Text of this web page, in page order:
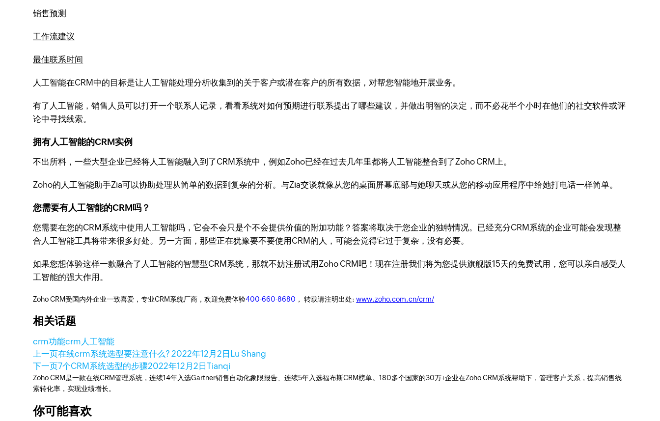
销售预测
工作流建议
最佳联系时间
人工智能在CRM中的目标是让人工智能处理分析收集到的关于客户或潜在客户的所有数据，对帮您智能地开展业务。
有了人工智能，销售人员可以打开一个联系人记录，看看系统对如何预期进行联系提出了哪些建议，并做出明智的决定，而不必花半个小时在他们的社交软件或评
论中寻找线索。
拥有人工智能的CRM实例
不出所料，一些大型企业已经将人工智能融入到了CRM系统中，例如Zoho已经在过去几年里都将人工智能整合到了Zoho CRM上。
Zoho的人工智能助手Zia可以协助处理从简单的数据到复杂的分析。与Zia交谈就像从您的桌面屏幕底部与她聊天或从您的移动应用程序中给她打电话一样简单。
您需要有人工智能的CRM吗？
您需要在您的CRM系统中使用人工智能吗，它会不会只是个不会提供价值的附加功能？答案将取决于您企业的独特情况。已经充分CRM系统的企业可能会发现整
合人工智能工具将带来很多好处。另一方面，那些正在犹豫要不要使用CRM的人，可能会觉得它过于复杂，没有必要。
如果您想体验这样一款融合了人工智能的智慧型CRM系统，那就不妨注册试用Zoho CRM吧！现在注册我们将为您提供旗舰版15天的免费试用，您可以亲自感受人
工智能的强大作用。
Zoho CRM受国内外企业一致喜爱，专业CRM系统厂商，欢迎免费体验400-660-8680 ， 转载请注明出处:www.zoho.com.cn/crm/
相关话题
crm功能crm人工智能
上一页在线crm系统选型要注意什么?2022年12月2日 Lu Shang
下一页7个CRM系统选型的步骤2022年12月2日Tianqi
Zoho CRM是一款在线CRM管理系统，连续14年入选Gartner销售自动化象限报告、连续5年入选福布斯CRM榜单。180多个国家的30万+企业在Zoho CRM系统帮助下，管理客户关系，提高销售线
索转化率，实现业绩增长。
你可能喜欢